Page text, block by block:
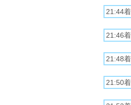
21:44着
21:46着
21:48着
21:50着